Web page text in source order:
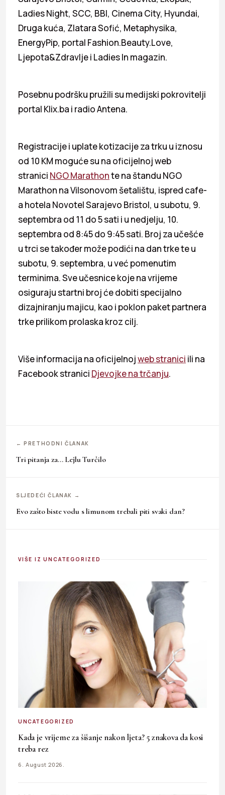
Ladies Night, SCC, BBI, Cinema City, Hyundai,
Druga kuća, Zlatara Sofić, Metaphysika,
EnergyPip, portal Fashion.Beauty.Love,
Ljepota&Zdravlje i Ladies In magazin.
Posebnu podršku pružili su medijski pokrovitelji
portal Klix.ba i radio Antena.
Registracije i uplate kotizacije za trku u iznosu
od 10 KM moguće su na oficijelnoj web
stranici NGO Marathonte na štandu NGO
Marathon na Vilsonovom šetalištu, ispred cafe-
a hotela Novotel Sarajevo Bristol, u subotu, 9.
septembra od 11 do 5 sati i u nedjelju, 10.
septembra od 8:45 do 9:45 sati. Broj za učešće
u trci se također može podići na dan trke te u
subotu, 9. septembra, u već pomenutim
terminima. Sve učesnice koje na vrijeme
osiguraju startni broj će dobiti specijalno
dizajniranju majicu, kao i poklon paket partnera
trke prilikom prolaska kroz cilj.
Više informacija na oficijelnojweb stranici ili na
Facebook stranici Djevojke na trčanju.
← PRETHODNI ČLANAK
Tri pitanja za… Lejlu Turčilo
SLJEDEĆI ČLANAK →
Evo zašto biste vodu s limunom trebali piti svaki dan?
VIŠE IZ UNCATEGORIZED
UNCATEGORIZED
Kada je vrijeme za šišanje nakon ljeta? 5 znakova da kosi
treba rez
6. August 2026.